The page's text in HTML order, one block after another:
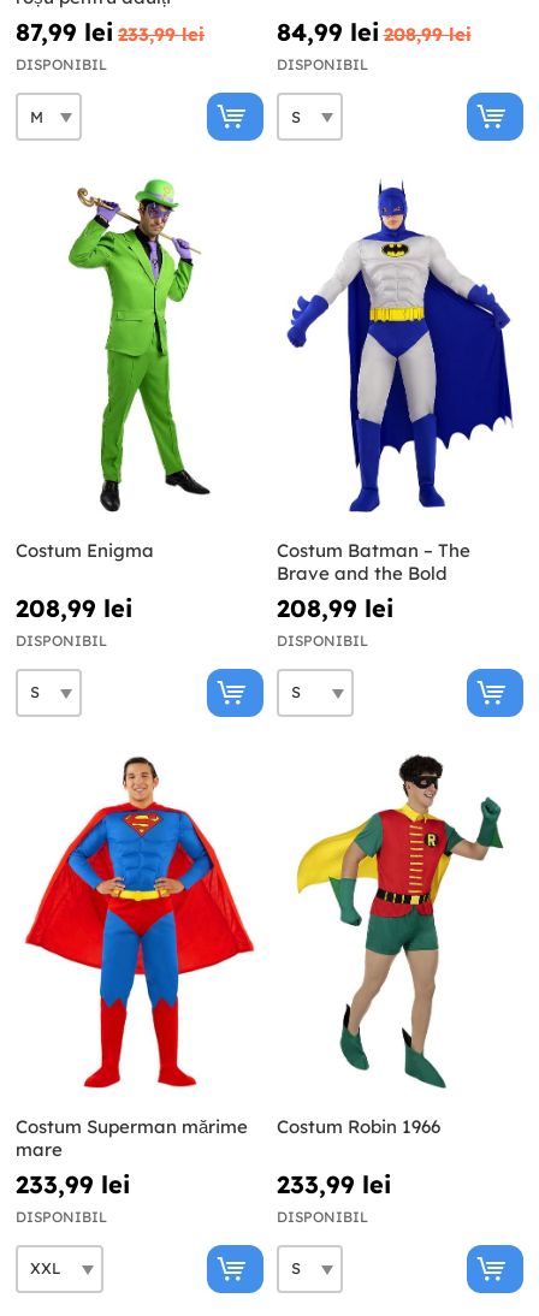
87,99 lei 233,99 lei
DISPONIBIL
84,99 lei 208,99 lei
DISPONIBIL
Costum Enigma
208,99 lei
DISPONIBIL
Costum Batman – The
Brave and the Bold
208,99 lei
DISPONIBIL
Costum Superman mărime
mare
233,99 lei
DISPONIBIL
Costum Robin 1966
233,99 lei
DISPONIBIL